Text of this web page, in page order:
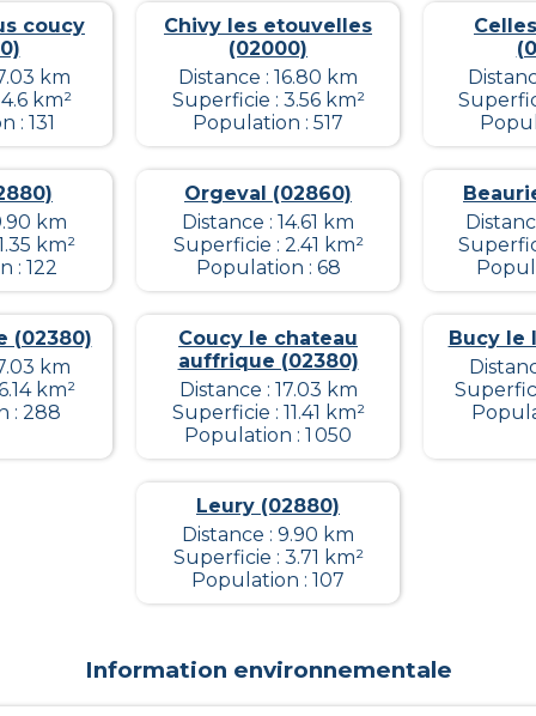
coucy
km
km²
: 131
Chivy les etouvelles
(02000)
Distance : 16.80 km
Superficie : 3.56 km²
Population : 517
km
km²
: 122
Orgeval (02860)
Distance : 14.61 km
Superficie : 2.41 km²
Population : 68
(02380)
km
km²
: 288
Coucy le chateau
auffrique (02380)
Distance : 17.03 km
Superficie : 11.41 km²
Population : 1 050
Bucy le
Leury (02880)
Distance : 9.90 km
Superficie : 3.71 km²
Population : 107
Information environnementale